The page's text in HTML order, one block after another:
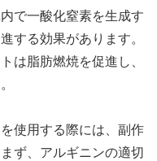
で一酸化窒素を生成す
する効果があります。
は脂肪燃焼を促進し、
使用する際には、副作
ず、アルギニンの適切